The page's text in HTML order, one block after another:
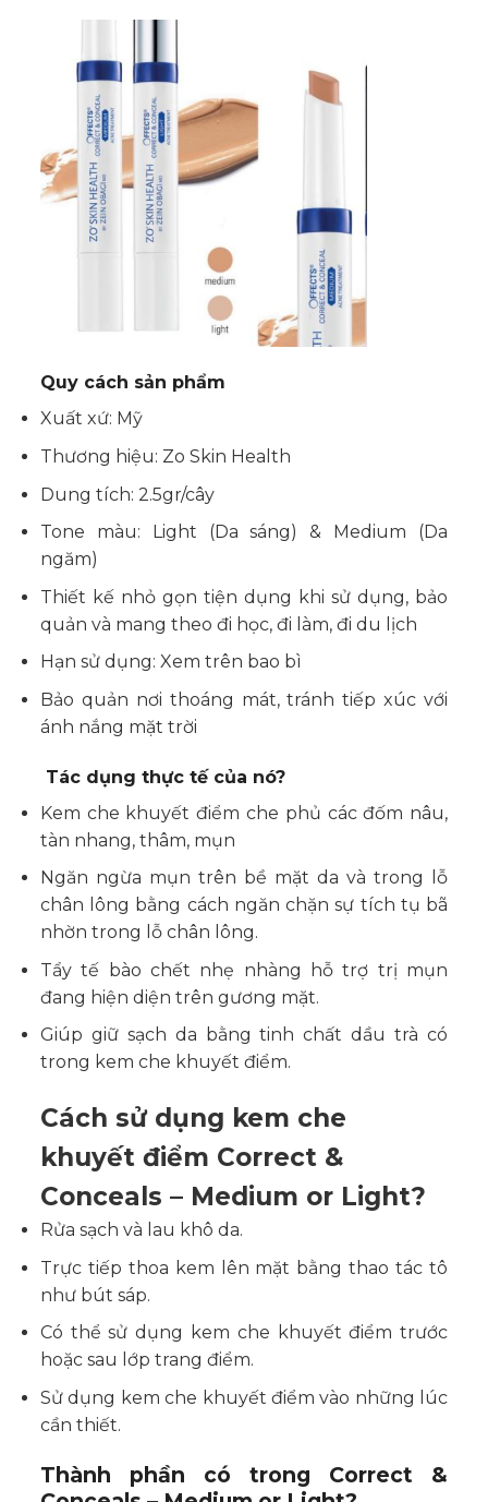
Quy cách sản phẩm
Xuất xứ: Mỹ
Thương hiệu: Zo Skin Health
Dung tích: 2.5gr/cây
Tone màu: Light (Da sáng) & Medium (Da
ngăm)
Thiết kế nhỏ gọn tiện dụng khi sử dụng, bảo
quản và mang theo đi học, đi làm, đi du lịch
Hạn sử dụng: Xem trên bao bì
Bảo quản nơi thoáng mát, tránh tiếp xúc với
ánh nắng mặt trời
Tác dụng thực tế của nó?
Kem che khuyết điểm che phủ các đốm nâu,
tàn nhang, thâm, mụn
Ngăn ngừa mụn trên bề mặt da và trong lỗ
chân lông bằng cách ngăn chặn sự tích tụ bã
nhờn trong lỗ chân lông.
Tẩy tế bào chết nhẹ nhàng hỗ trợ trị mụn
đang hiện diện trên gương mặt.
Giúp giữ sạch da bằng tinh chất dầu trà có
trong kem che khuyết điểm.
Cách sử dụng kem che
khuyết điểm Correct &
Conceals – Medium or Light?
Rửa sạch và lau khô da.
Trực tiếp thoa kem lên mặt bằng thao tác tô
như bút sáp.
Có thể sử dụng kem che khuyết điểm trước
hoặc sau lớp trang điểm.
Sử dụng kem che khuyết điểm vào những lúc
cần thiết.
Thành phần có trong Correct &